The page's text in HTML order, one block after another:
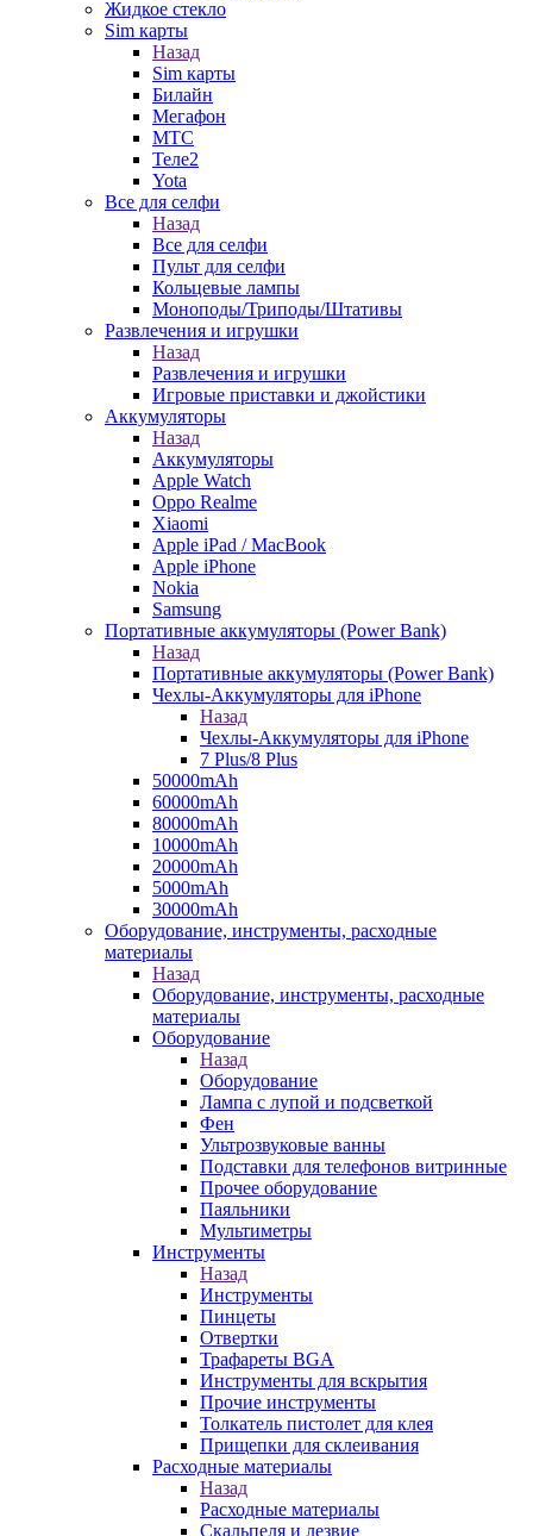
Жидкое стекло
Sim карты
Назад
Sim карты
Билайн
Мегафон
МТС
Теле2
Yota
Все для селфи
Назад
Все для селфи
Пульт для селфи
Кольцевые лампы
Моноподы/Триподы/Штативы
Развлечения и игрушки
Назад
Развлечения и игрушки
Игровые приставки и джойстики
Аккумуляторы
Назад
Аккумуляторы
Apple Watch
Oppo Realme
Xiaomi
Apple iPad / MacBook
Apple iPhone
Nokia
Samsung
Портативные аккумуляторы (Power Bank)
Назад
Портативные аккумуляторы (Power Bank)
Чехлы-Аккумуляторы для iPhone
Назад
Чехлы-Аккумуляторы для iPhone
7 Plus/8 Plus
50000mAh
60000mAh
80000mAh
10000mAh
20000mAh
5000mAh
30000mAh
Оборудование, инструменты, расходные
материалы
Назад
Оборудование, инструменты, расходные
материалы
Оборудование
Назад
Оборудование
Лампа с лупой и подсветкой
Фен
Ультрозвуковые ванны
Подставки для телефонов витринные
Прочее оборудование
Паяльники
Мультиметры
Инструменты
Назад
Инструменты
Пинцеты
Отвертки
Трафареты BGA
Инструменты для вскрытия
Прочие инструменты
Толкатель пистолет для клея
Прищепки для склеивания
Расходные материалы
Назад
Расходные материалы
Скальпеля и лезвие